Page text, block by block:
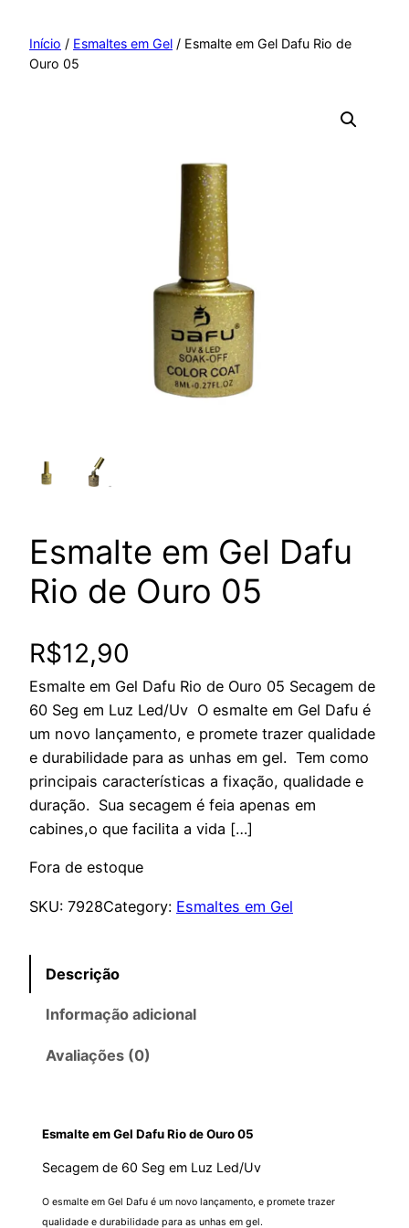
paraInício / Esmaltes em Gel / Esmalte em Gel Dafu Rio de
Ouro 05
Esmalte em Gel Dafu
Rio de Ouro 05
R$12,90
Esmalte em Gel Dafu Rio de Ouro 05 Secagem de
60 Seg em Luz Led/Uv O esmalte em Gel Dafu é
um novo lançamento, e promete trazer qualidade
e durabilidade para as unhas em gel. Tem como
principais características a fixação, qualidade e
duração. Sua secagem é feia apenas em
cabines,o que facilita a vida […]
Fora de estoque
SKU: 7928Category: Esmaltes em Gel
Descrição
Informação adicional
Avaliações (0)
Esmalte em Gel Dafu Rio de Ouro 05
Secagem de 60 Seg em Luz Led/Uv
O esmalte em Gel Dafu é um novo lançamento, e promete trazer
qualidade e durabilidade para as unhas em gel.